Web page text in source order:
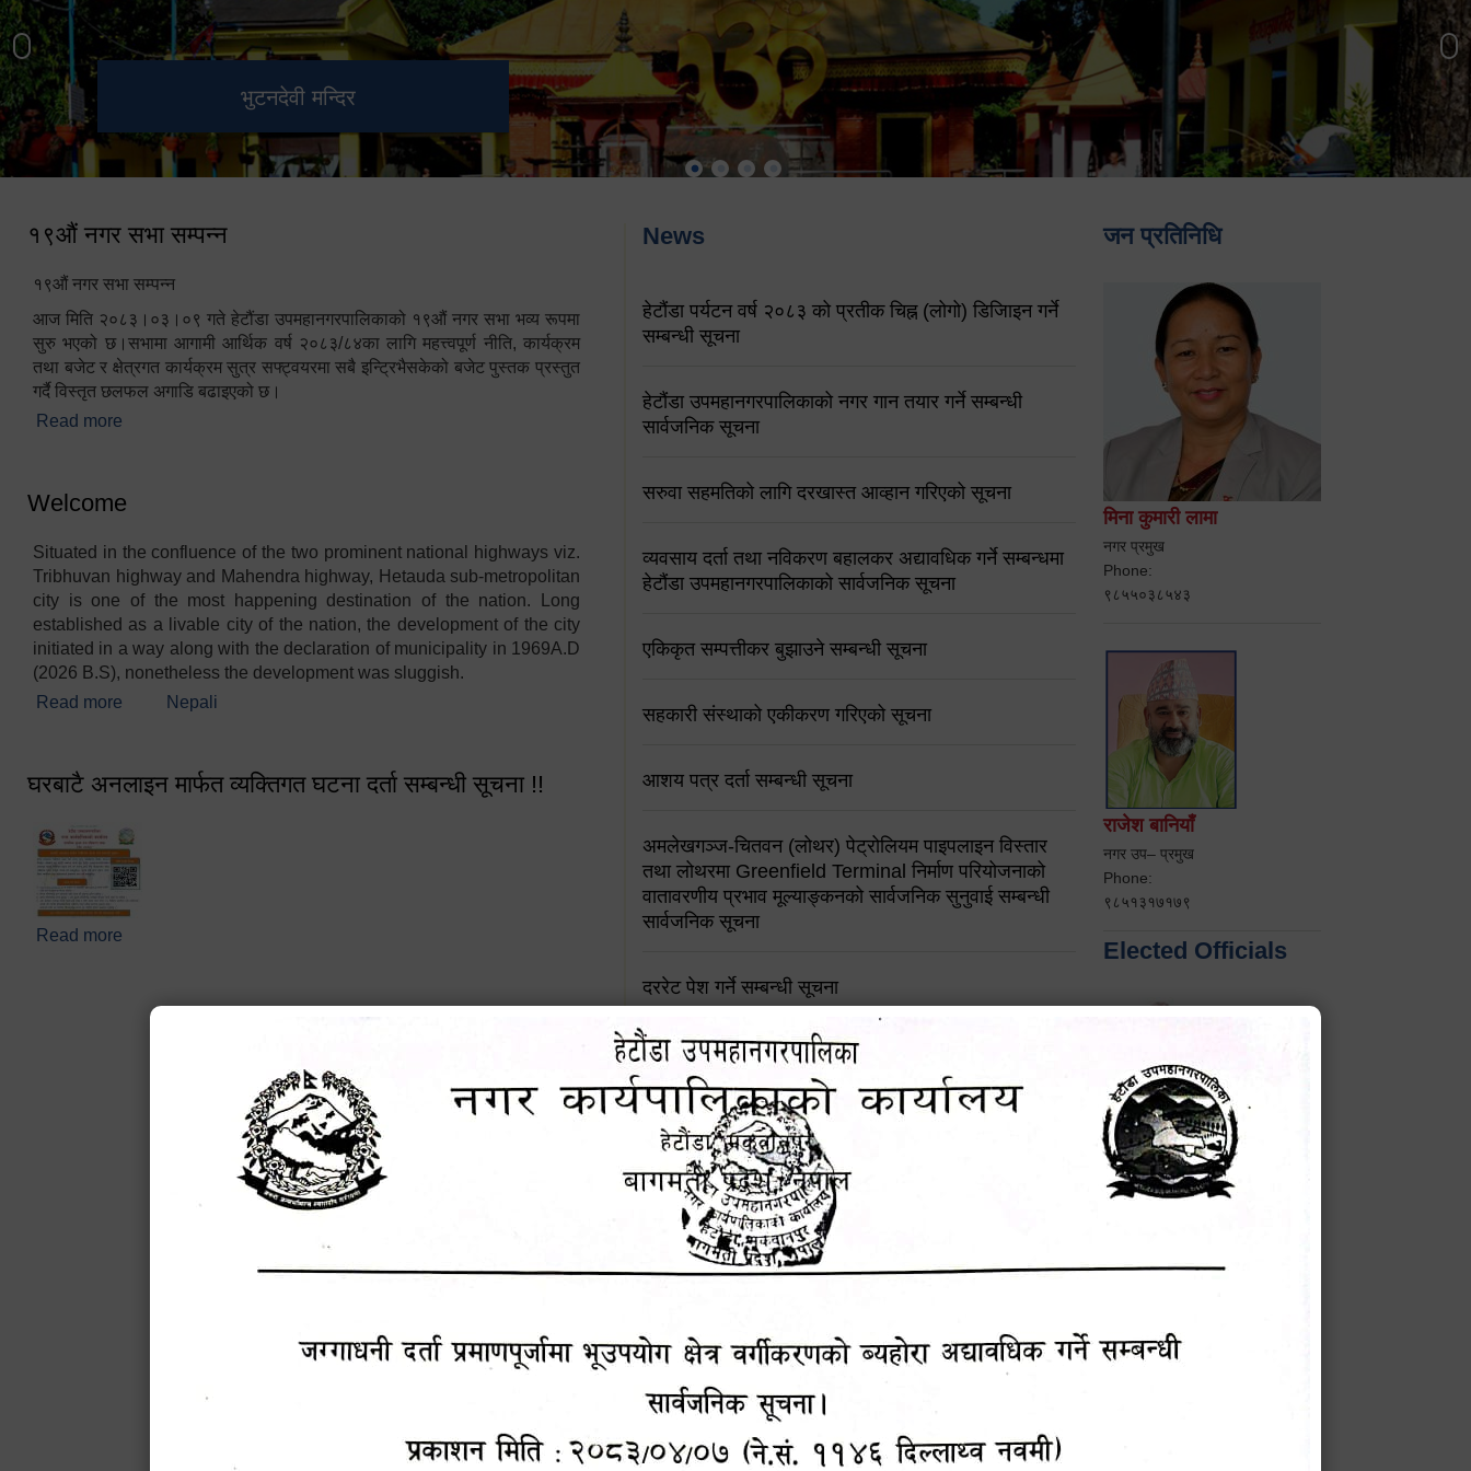
भुटनदेवी मन्दिर
स्मारक
हेटौंडा उपमहानगरपालिका नगर
कार्यपालिकाको कार्यालय
मनकामना डाँडाबाट देखिएको दृश्य
१९औं नगर सभा सम्पन्न
१९औं नगर सभा सम्पन्न
आज मिति २०८३।०३।०९ गते हेटौंडा उपमहानगरपालिकाको १९औं नगर सभा भव्य रूपमा
सुरु भएको छ।सभामा आगामी आर्थिक वर्ष २०८३/८४का लागि महत्त्वपूर्ण नीति, कार्यक्रम
तथा बजेट र क्षेत्रगत कार्यक्रम सुत्र सफ्ट्वयरमा सबै इन्ट्रिभैसकेको बजेट पुस्तक प्रस्तुत
गर्दै विस्तृत छलफल अगाडि बढाइएको छ।
Read more
Welcome
Situated in the confluence of the two prominent national highways viz.
Tribhuvan highway and Mahendra highway, Hetauda sub-metropolitan
city is one of the most happening destination of the nation. Long
established as a livable city of the nation, the development of the city
initiated in a way along with the declaration of municipality in 1969A.D
(2026 B.S), nonetheless the development was sluggish.
Read more about Welcome
Nepali
घरबाटै अनलाइन मार्फत व्यक्तिगत घटना दर्ता सम्बन्धी सूचना !!
Read more
News
हेटौंडा पर्यटन वर्ष २०८३ को प्रतीक चिह्न (लोगो) डिजिाइन गर्ने
सम्बन्धी सूचना
हेटौंडा उपमहानगरपालिकाको नगर गान तयार गर्ने सम्बन्धी
सार्वजनिक सूचना
सरुवा सहमतिको लागि दरखास्त आव्हान गरिएको सूचना
व्यवसाय दर्ता तथा नविकरण बहालकर अद्यावधिक गर्ने सम्बन्धमा
हेटौंडा उपमहानगरपालिकाको सार्वजनिक सूचना
एकिकृत सम्पत्तीकर बुझाउने सम्बन्धी सूचना
सहकारी संस्थाको एकीकरण गरिएको सूचना
आशय पत्र दर्ता सम्बन्धी सूचना
अमलेखगञ्ज-चितवन (लोथर) पेट्रोलियम पाइपलाइन विस्तार
तथा लोथरमा Greenfield Terminal निर्माण परियोजनाको
वातावरणीय प्रभाव मूल्याङ्कनको सार्वजनिक सुनुवाई सम्बन्धी
सार्वजनिक सूचना
दररेट पेश गर्ने सम्बन्धी सूचना
जग्गाधनी दर्ता प्रमाणपूर्जामा भूउपयोग क्षेत्र वर्गीकरणको ब्यहोरा
अद्यावधिक गर्ने सम्बन्धी सार्वजनिक सूचना
आशय पत्र दर्ता सम्बन्धी सूचना
शिक्षक सरुवा सहमतिका लागि दरखास्त आव्हान सम्बन्धी सूचना !
हेटौंडा उपमहानगरपालिकाको सूची दर्ता सम्बन्धी सूचना
चुरियामाई सुरुङको संरक्षण तथा व्यवस्थापनको जिम्मेवारी
समितिलाई हस्तान्तरण
पोषाक र परिचयपत्र अनिवार्य लगाउने सम्बन्धमा ।
जन प्रतिनिधि
मिना कुमारी लामा
नगर प्रमुख
Phone:
९८५५०३८५४३
राजेश बानियाँ
नगर उप– प्रमुख
Phone:
९८५१३१७१७९
Elected Officials
टेक बहादुर वली
प्रमुख प्रशासकीय अधिकृत
Phone: 9855010111
सविन न्यौपाने